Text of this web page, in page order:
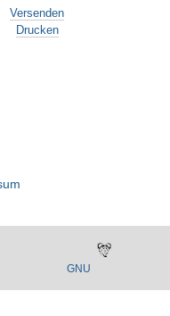
Versenden
Drucken
GNU